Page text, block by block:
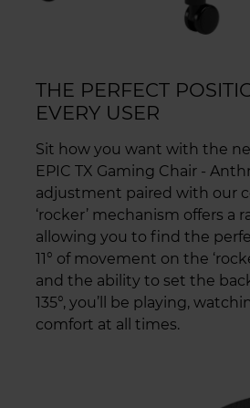
THE PERFECT
EVERY USER
Sit how you want with the
EPIC TX Gaming Chair -
adjustment paired with our
‘rocker’ mechanism offers a
allowing you to find the
11° of movement on the
and the ability to set the
135°, you’ll be playing,
comfort at all times.